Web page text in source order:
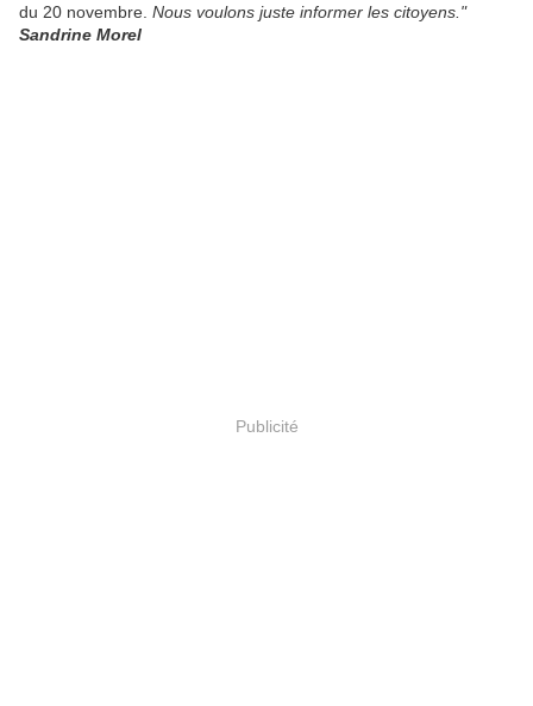
du 20 novembre. Nous voulons juste informer les citoyens."
Sandrine Morel
Publicité